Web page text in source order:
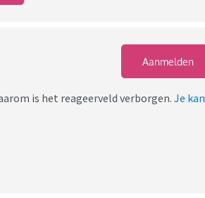
Aanmelden
is het reageerveld verborgen. Je kan